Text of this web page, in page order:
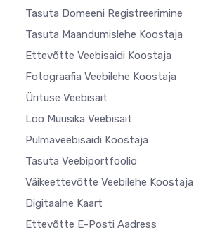
Tasuta Domeeni Registreerimine
Tasuta Maandumislehe Koostaja
Ettevõtte Veebisaidi Koostaja
Fotograafia Veebilehe Koostaja
Ürituse Veebisait
Loo Muusika Veebisait
Pulmaveebisaidi Koostaja
Tasuta Veebiportfoolio
Väikeettevõtte Veebilehe Koostaja
Digitaalne Kaart
Ettevõtte E-Posti Aadress